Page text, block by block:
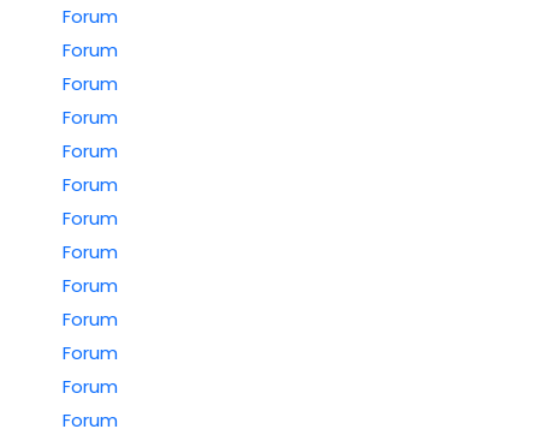
Forum
Forum
Forum
Forum
Forum
Forum
Forum
Forum
Forum
Forum
Forum
Forum
Forum